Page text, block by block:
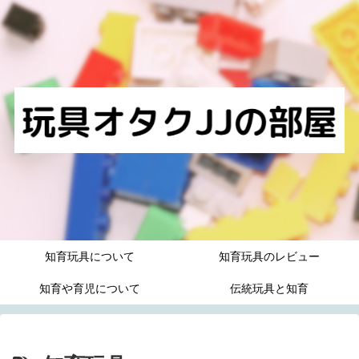
知育玩具について 知育玩具のレビュー
知育や育児について 伝統玩具と知育